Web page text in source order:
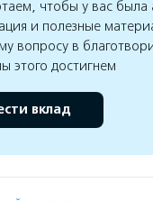
чтобы у вас была
и полезные
вопросу в
этого достигнем
вклад